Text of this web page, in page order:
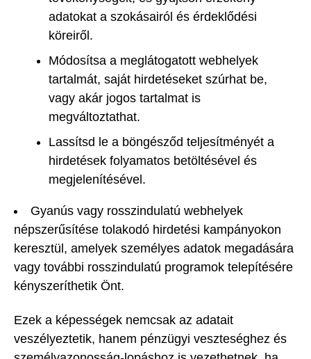
adatokat a szokásairól és érdeklődési
köreiről.
Módosítsa a meglátogatott webhelyek
tartalmát, saját hirdetéseket szúrhat be,
vagy akár jogos tartalmat is
megváltoztathat.
Lassítsd le a böngésződ teljesítményét a
hirdetések folyamatos betöltésével és
megjelenítésével.
Gyanús vagy rosszindulatú webhelyek
népszerűsítése tolakodó hirdetési kampányokon
keresztül, amelyek személyes adatok megadására
vagy további rosszindulatú programok telepítésére
kényszeríthetik Önt.
Ezek a képességek nemcsak az adatait
veszélyeztetik, hanem pénzügyi veszteséghez és